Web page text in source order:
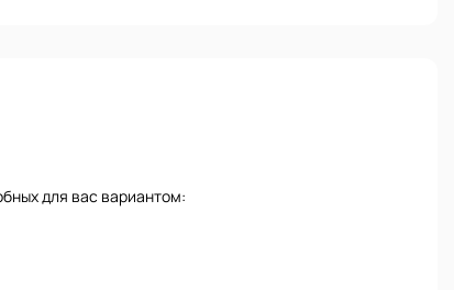
для вас вариантом: